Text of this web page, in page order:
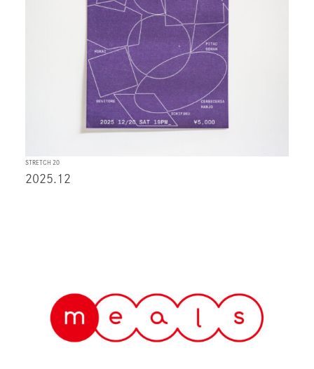
STRETCH 20
2025.12